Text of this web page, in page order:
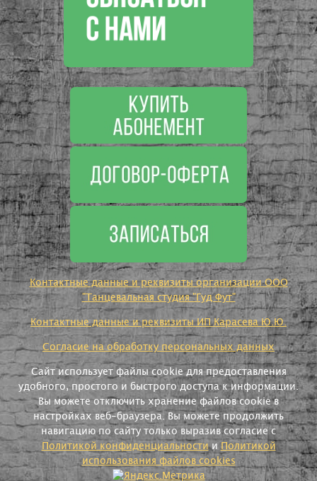
Контактные данные и реквизиты организации ООО
"Танцевальная студия "Гуд Фут"
Контактные данные и реквизиты ИП Карасева Ю.Ю.
Согласие на обработку персональных данных
Сайт использует файлы cookie для предоставления
удобного, простого и быстрого доступа к информации.
Вы можете отключить хранение файлов cookie в
настройках веб-браузера. Вы можете продолжить
навигацию по сайту только выразив согласие с
Политикой конфиденциальностии Политикой
использования файлов cookies